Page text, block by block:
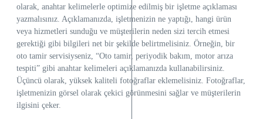
olarak, anahtar kelimelerle optimize edilmiş bir işletme açıklaması
yazmalısınız. Açıklamanızda, işletmenizin ne yaptığı, hangi ürün
veya hizmetleri sunduğu ve müşterilerin neden sizi tercih etmesi
gerektiği gibi bilgileri net bir şekilde belirtmelisiniz. Örneğin, bir
oto tamir servisiyseniz, “Oto tamir, periyodik bakım, motor arıza
tespiti” gibi anahtar kelimeleri açıklamanızda kullanabilirsiniz.
Üçüncü olarak, yüksek kaliteli fotoğraflar eklemelisiniz. Fotoğraflar,
işletmenizin görsel olarak çekici görünmesini sağlar ve müşterilerin
ilgisini çeker.